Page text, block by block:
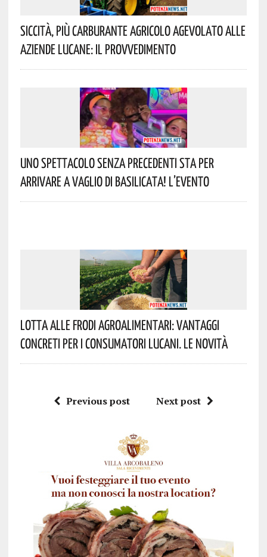
Siccità, Più Carburante Agricolo Agevolato Alle
Aziende Lucane: Il Provvedimento
Uno Spettacolo Senza Precedenti Sta Per
Arrivare A Vaglio Di Basilicata! L’evento
Lotta Alle Frodi Agroalimentari: Vantaggi
Concreti Per I Consumatori Lucani. Le Novità
Previous post Next post